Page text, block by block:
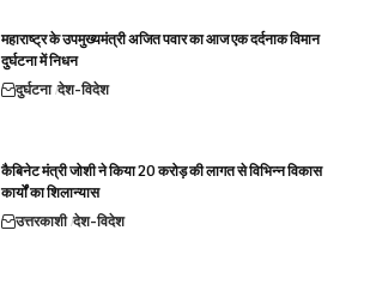
महाराष्ट्र के उपमुख्यमंत्री अजित पवार का आज एक दर्दनाक विमान
दुर्घटना में निधन
दुर्घटना देश-विदेश
कैबिनेट मंत्री जोशी ने किया 20 करोड़ की लागत से विभिन्न विकास
कार्यों का शिलान्यास
उत्तरकाशी देश-विदेश